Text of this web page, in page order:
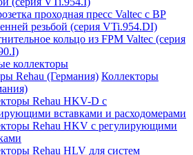
проходная пресс Valtec с ВР
резьбой (серия VTi.954.DI)
кольцо из FPM Valtec (серия
коллекторы
Коллекторы
Rehau HKV-D с
вставками и расходомерами
Rehau HKV с регулирующими
Rehau HLV для систем